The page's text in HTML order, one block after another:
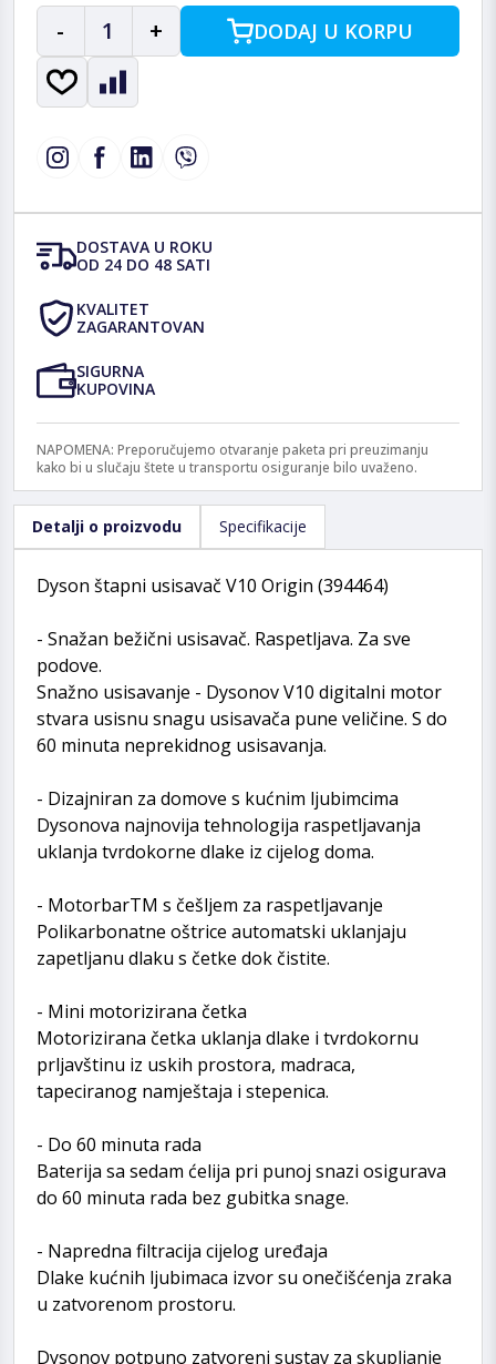
- 1 + DODAJ U KORPU
DOSTAVA U ROKU
OD 24 DO 48 SATI
KVALITET
ZAGARANTOVAN
SIGURNA
KUPOVINA
NAPOMENA: Preporučujemo otvaranje paketa pri preuzimanju
kako bi u slučaju štete u transportu osiguranje bilo uvaženo.
Detalji o proizvodu Specifikacije
Dyson štapni usisavač V10 Origin (394464)
- Snažan bežični usisavač. Raspetljava. Za sve
podove.
Snažno usisavanje - Dysonov V10 digitalni motor
stvara usisnu snagu usisavača pune veličine. S do
60 minuta neprekidnog usisavanja.
- Dizajniran za domove s kućnim ljubimcima
Dysonova najnovija tehnologija raspetljavanja
uklanja tvrdokorne dlake iz cijelog doma.
- MotorbarTM s češljem za raspetljavanje
Polikarbonatne oštrice automatski uklanjaju
zapetljanu dlaku s četke dok čistite.
- Mini motorizirana četka
Motorizirana četka uklanja dlake i tvrdokornu
prljavštinu iz uskih prostora, madraca,
tapeciranog namještaja i stepenica.
- Do 60 minuta rada
Baterija sa sedam ćelija pri punoj snazi osigurava
do 60 minuta rada bez gubitka snage.
- Napredna filtracija cijelog uređaja
Dlake kućnih ljubimaca izvor su onečišćenja zraka
u zatvorenom prostoru.
Dysonov potpuno zatvoreni sustav za skupljanje